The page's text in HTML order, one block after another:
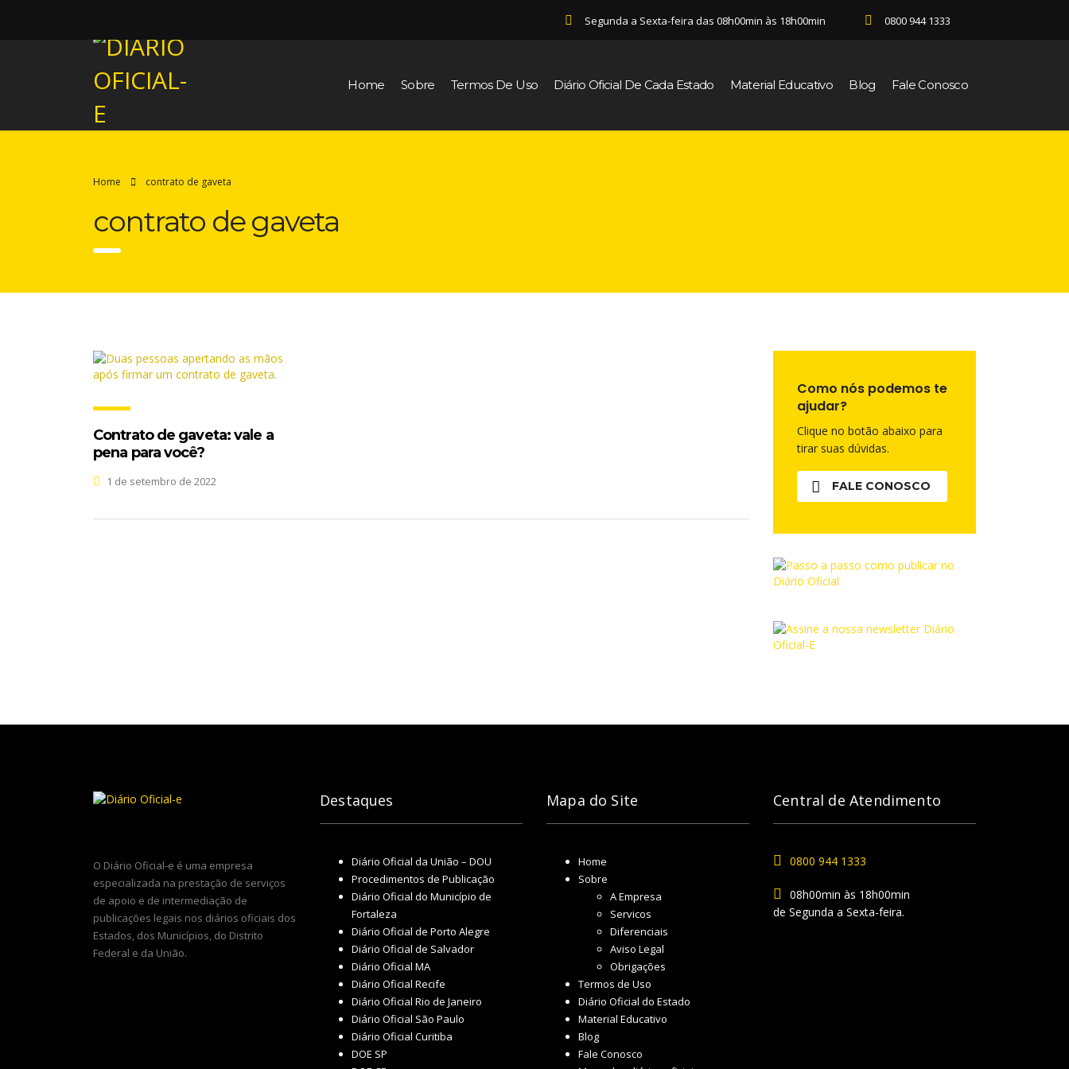
Segunda a Sexta-feira das 08h00min às 18h00min 0800 944 1333
Home Sobre Termos De Uso Diário Oficial De Cada Estado Material Educativo Blog Fale Conosco
Home contrato de gaveta
contrato de gaveta
Contrato de gaveta: vale a
pena para você?
1 de setembro de 2022
Como nós podemos te
ajudar?
Clique no botão abaixo para
tirar suas dúvidas.
FALE CONOSCO
O Diário Oficial-e é uma empresa
especializada na prestação de serviços
de apoio e de intermediação de
publicações legais nos diários oficiais dos
Estados, dos Municípios, do Distrito
Federal e da União.
Destaques
Diário Oficial da União – DOU
Procedimentos de Publicação
Diário Oficial do Município de
Fortaleza
Diário Oficial de Porto Alegre
Diário Oficial de Salvador
Diário Oficial MA
Diário Oficial Recife
Diário Oficial Rio de Janeiro
Diário Oficial São Paulo
Diário Oficial Curitiba
DOE SP
Mapa do Site
Home
Sobre
A Empresa
Servicos
Diferenciais
Aviso Legal
Obrigações
Termos de Uso
Diário Oficial do Estado
Material Educativo
Blog
Fale Conosco
Central de Atendimento
0800 944 1333
08h00min às 18h00min
de Segunda a Sexta-feira.